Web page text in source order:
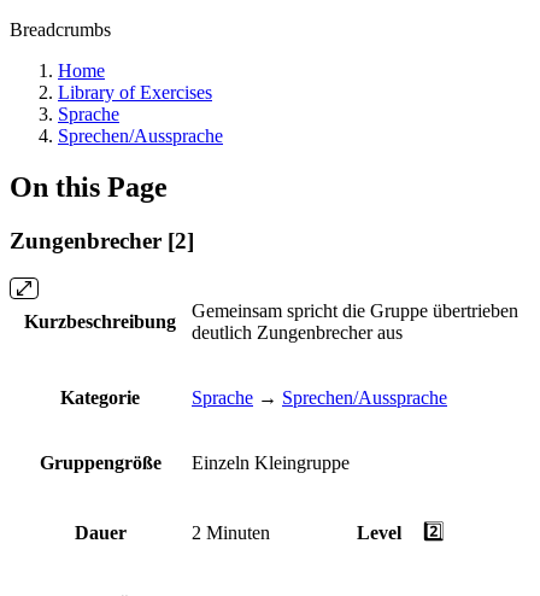
Breadcrumbs
Home
Library of Exercises
Sprache
Sprechen/Aussprache
On this Page
Zungenbrecher [2]
Kurzbeschreibung
Gemeinsam spricht die Gruppe übertrieben
deutlich Zungenbrecher aus
Kategorie Sprache → Sprechen/Aussprache
Gruppengröße Einzeln Kleingruppe
Dauer 2 Minuten Level 2️⃣